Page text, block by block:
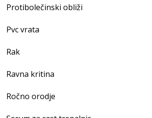
Protibolečinski obliži
Pvc vrata
Rak
Ravna kritina
Ročno orodje